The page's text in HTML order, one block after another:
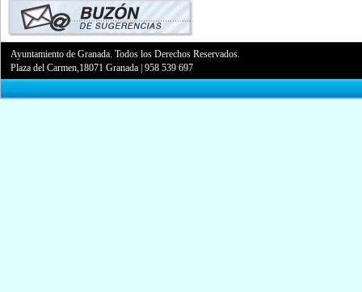
Ayuntamiento de Granada. Todos los Derechos Reservados.
Plaza del Carmen,18071 Granada |958 539 697